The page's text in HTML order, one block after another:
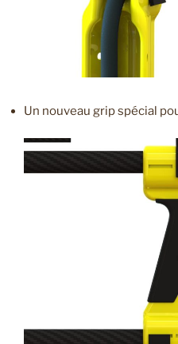
Un nouveau grip spécial